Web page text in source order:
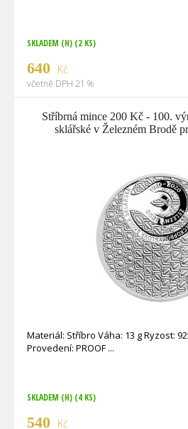
SKLADEM (H) (2 KS)
640 Kč
včetně DPH 21 %
Stříbrná mince 200 Kč - 100.
sklářské v Železném Brodě
Materiál: Stříbro Váha: 13 g Ryzost:
Provedení: PROOF
SKLADEM (H) (4 KS)
540 Kč